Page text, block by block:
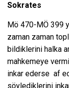
Sokrates
Mö 470-MÖ 399
zaman zaman
bildiklerini halka
mahkemeye
inkar ederse af
söylediklerini